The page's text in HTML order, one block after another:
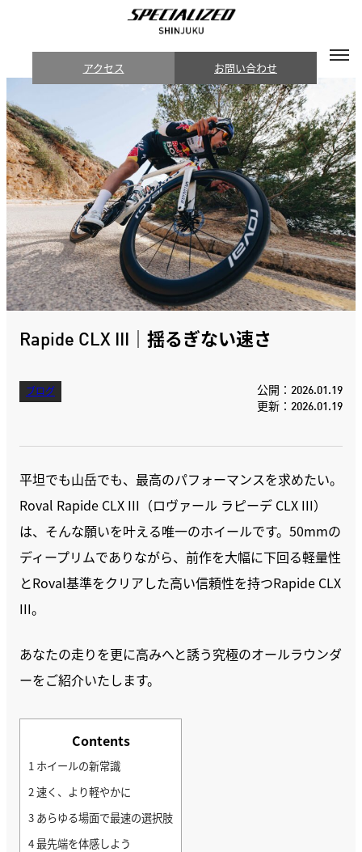
アクセス お問い合わせ
Rapide CLX III｜揺るぎない速さ
ブログ
公開：2026.01.19
更新：2026.01.19
平坦でも山岳でも、最高のパフォーマンスを求めたい。
Roval Rapide CLX III（ロヴァール ラピーデ CLX III）
は、そんな願いを叶える唯一のホイールです。50mmの
ディープリムでありながら、前作を大幅に下回る軽量性
とRoval基準をクリアした高い信頼性を持つRapide CLX
III。
あなたの走りを更に高みへと誘う究極のオールラウンダ
ーをご紹介いたします。
Contents
1 ホイールの新常識
2速く、より軽やかに
3 あらゆる場面で最速の選択肢
4最先端を体感しよう